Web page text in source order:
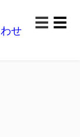
ごゆっくり楽
せ
☰